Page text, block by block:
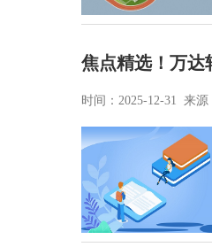
焦点精选！万达
时间：2025-12-31 来源